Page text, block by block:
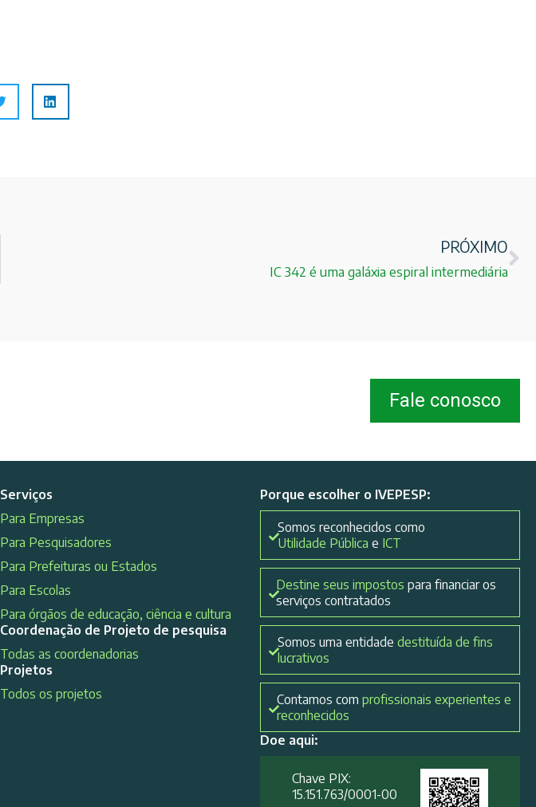
PRÓXIMO
IC 342 é uma galáxia espiral intermediária
Fale conosco
Serviços
Para Empresas
Para Pesquisadores
Para Prefeituras ou Estados
Para Escolas
Para órgãos de educação, ciência e cultura
Coordenação de Projeto de pesquisa
Todas as coordenadorias
Projetos
Todos os projetos
Porque escolher o IVEPESP:
Somos reconhecidos como
Utilidade Pública e ICT
Destine seus impostos para financiar os
serviços contratados
Somos uma entidadedestituída de fins
lucrativos
Contamos com profissionais experientes e
reconhecidos
Doe aqui:
Chave PIX:
15.151.763/0001-00​